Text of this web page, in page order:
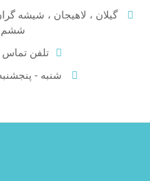
تلفن
شنبه -